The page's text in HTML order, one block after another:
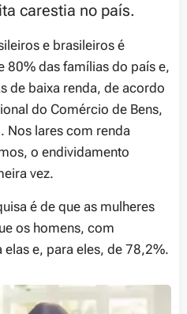
carestia no país.
e brasileiros é
80% das famílias do país e,
de baixa renda, de acordo
do Comércio de Bens,
Nos lares com renda
o endividamento
vez.
é de que as mulheres
os homens, com
e, para eles, de 78,2%.